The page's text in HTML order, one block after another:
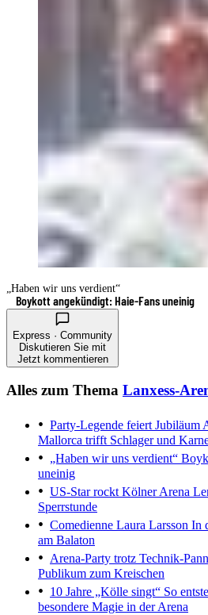
„Haben wir uns verdient“
Boykott angekündigt: Haie-Fans uneinig
Express · Community
Diskutieren Sie mit
Jetzt kommentieren
Alles zum Thema Lanxess-
Party-Legende feiert Jubiläum
Mallorca trifft Schlager und
„Haben wir uns verdient“
uneinig
US-Star rockt Kölner Arena
Sperrstunde
Comedienne Laura Larsson In
am Balaton
Arena-Party trotz Technik-
Publikum zum Kreischen
10 Jahre „Kölle singt“ So
besondere Magie in der Arena